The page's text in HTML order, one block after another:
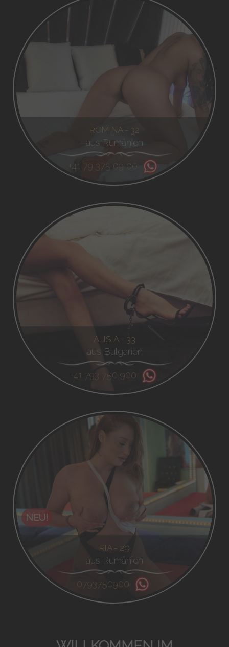
ROMINA - 32
aus Rumänien
+41 79 375 09 00
ALISIA - 33
aus Bulgarien
+41 793 750 900
NEU!
RIA - 29
aus Rumänien
0793750900